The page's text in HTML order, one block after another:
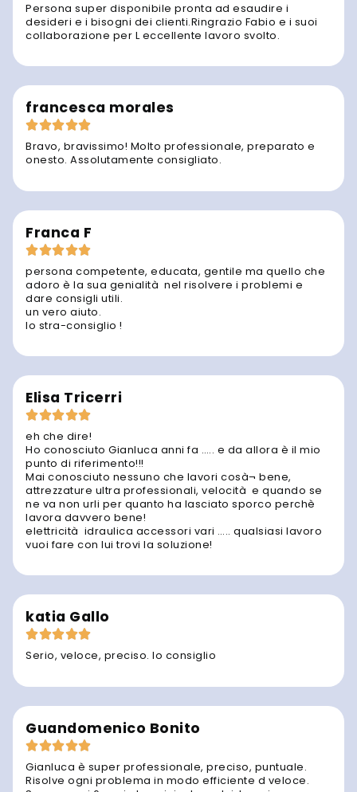
Persona super disponibile pronta ad esaudire i
desideri e i bisogni dei clienti.Ringrazio Fabio e i suoi
collaborazione per L eccellente lavoro svolto.
francesca morales
Bravo, bravissimo! Molto professionale, preparato e
onesto. Assolutamente consigliato.
Franca F
persona competente, educata, gentile ma quello che
adoro è la sua genialità nel risolvere i problemi e
dare consigli utili.
un vero aiuto.
lo stra-consiglio !
Elisa Tricerri
eh che dire!
Ho conosciuto Gianluca anni fa ….. e da allora è il mio
punto di riferimento!!!
Mai conosciuto nessuno che lavori cosà¬ bene,
attrezzature ultra professionali, velocità e quando se
ne va non urli per quanto ha lasciato sporco perchè
lavora davvero bene!
elettricità idraulica accessori vari ….. qualsiasi lavoro
vuoi fare con lui trovi la soluzione!
katia Gallo
Serio, veloce, preciso. lo consiglio
Guandomenico Bonito
Gianluca è super professionale, preciso, puntuale.
Risolve ogni problema in modo efficiente d veloce.